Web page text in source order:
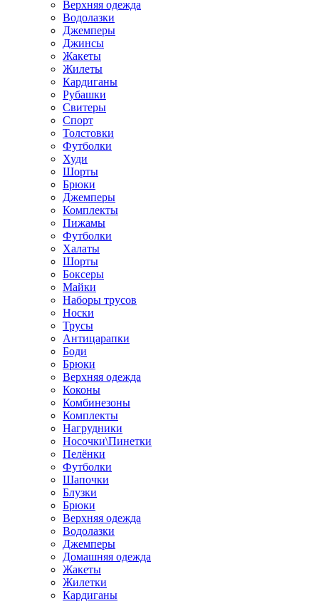
Верхняя одежда
Водолазки
Джемперы
Джинсы
Жакеты
Жилеты
Кардиганы
Рубашки
Свитеры
Спорт
Толстовки
Футболки
Худи
Шорты
Брюки
Джемперы
Комплекты
Пижамы
Футболки
Халаты
Шорты
Боксеры
Майки
Наборы трусов
Носки
Трусы
Антицарапки
Боди
Брюки
Верхняя одежда
Коконы
Комбинезоны
Комплекты
Нагрудники
Носочки\Пинетки
Пелёнки
Футболки
Шапочки
Блузки
Брюки
Верхняя одежда
Водолазки
Джемперы
Домашняя одежда
Жакеты
Жилетки
Кардиганы